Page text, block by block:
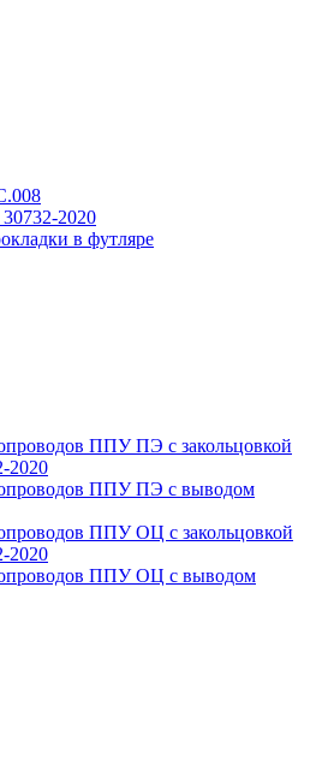
2020
в футляре
ППУ ПЭ с закольцовкой
2020
ППУ ПЭ с выводом
ППУ ОЦ с закольцовкой
2020
ППУ ОЦ с выводом